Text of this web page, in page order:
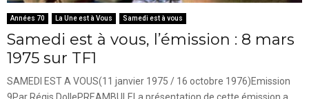
Années 70 La Une est à Vous Samedi est à vous
Samedi est à vous, l’émission : 8 mars
1975 sur TF1
SAMEDI EST A VOUS(11 janvier 1975 / 16 octobre 1976)Emission
9Par Régis DollePREAMBULELa présentation de cette émission a